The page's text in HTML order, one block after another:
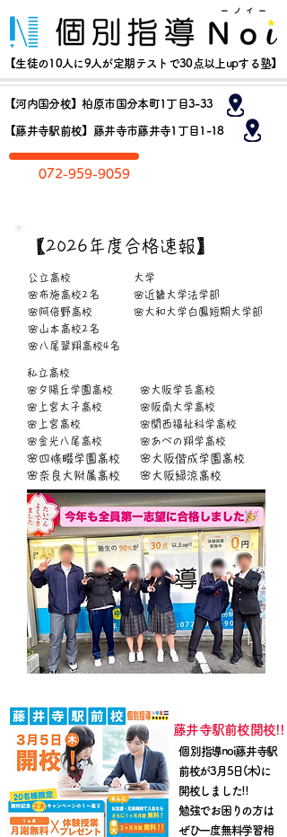
​072-959-9059
【生徒の10人に9人が定期テストで30点以上upする塾】
【河内国分校】柏原市国分本町1丁目3-33
【藤井寺駅前校】藤井寺市藤井寺1丁目1-18
​【2026年度合格速報】
公立高校
🌸布施高校2名
🌸阿倍野高校
🌸山本高校2名
​🌸八尾翠翔高校4名
大学
🌸近畿大学法学部
🌸大和大学白鳳短期大学部
私立高校
🌸夕陽丘学園高校
🌸上宮太子高校
🌸上宮高校
​🌸金光八尾高校
🌸四條畷学園高校
​🌸奈良大附属高校
🌸​大阪学芸高校
🌸阪南大学高校
🌸関西福祉科学高校
🌸あべの翔学高校
🌸大阪偕成学園高校
🌸大阪緑涼高校
​藤井寺駅前校開校!!
​個別指導noi藤井寺駅
前校が3月5日(木)に
開校しました!!
​勉強でお困りの方は
ぜひ一度無料学習相